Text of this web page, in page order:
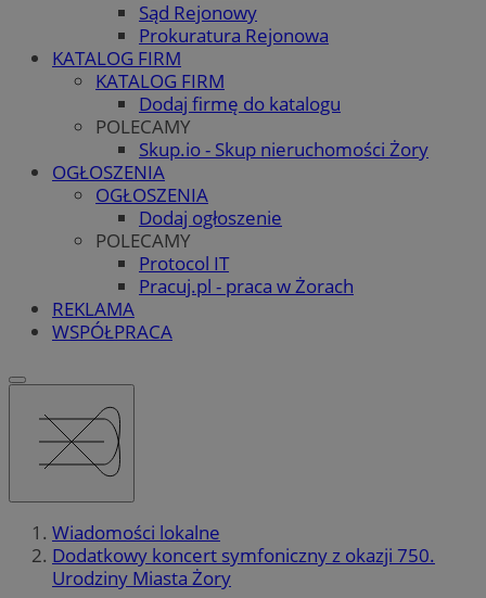
Sąd Rejonowy
Prokuratura Rejonowa
KATALOG FIRM
KATALOG FIRM
Dodaj firmę do katalogu
POLECAMY
Skup.io - Skup nieruchomości Żory
OGŁOSZENIA
OGŁOSZENIA
Dodaj ogłoszenie
POLECAMY
Protocol IT
Pracuj.pl - praca w Żorach
REKLAMA
WSPÓŁPRACA
Wiadomości lokalne
Dodatkowy koncert symfoniczny z okazji 750.
Urodziny Miasta Żory